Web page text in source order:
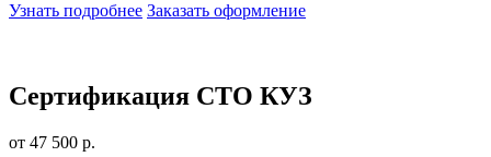
Узнать подробнее Заказать оформление
Сертификация СТО КУЗ
от 47 500 р.